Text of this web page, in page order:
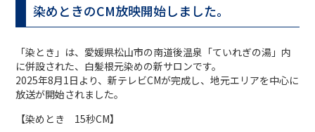
染めときのCM放映開始しました。
「染とき」は、愛媛県松山市の南道後温泉「ていれぎの湯」内
に併設された、白髪根元染めの新サロンです。
2025年8月1日より、新テレビCMが完成し、地元エリアを中心に
放送が開始されました。
【染めとき 15秒CM】